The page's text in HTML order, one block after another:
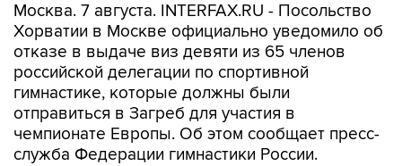
Москва. 7 августа. INTERFAX.RU - Посольство
Хорватии в Москве официально уведомило об
отказе в выдаче виз девяти из 65 членов
российской делегации по спортивной
гимнастике, которые должны были
отправиться в Загреб для участия в
чемпионате Европы. Об этом сообщает пресс-
служба Федерации гимнастики России.